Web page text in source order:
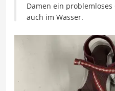
Damen ein
auch im Wasser.